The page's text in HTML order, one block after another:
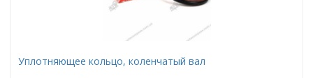
Уплотняющее кольцо, коленчатый вал